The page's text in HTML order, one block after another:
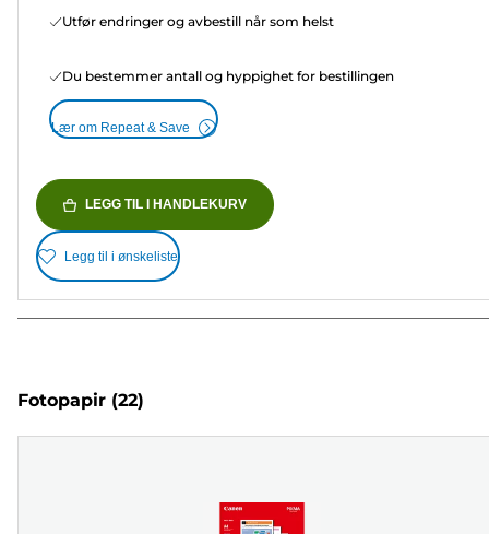
Utfør endringer og avbestill når som helst
Du bestemmer antall og hyppighet for bestillingen
Lær om Repeat & Save
LEGG TIL I HANDLEKURV
Legg til i ønskeliste
Fotopapir (22)